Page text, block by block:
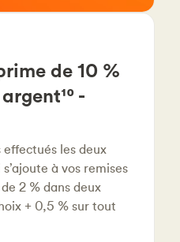
de 10 %
-
effectués les deux
à vos remises
2 % dans deux
+ 0,5 % sur tout